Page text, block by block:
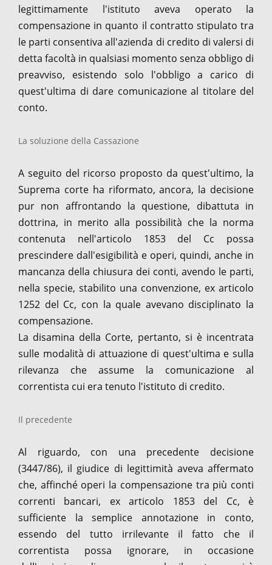
legittimamente l'istituto aveva operato la
compensazione in quanto il contratto stipulato tra
le parti consentiva all'azienda di credito di valersi di
detta facoltà in qualsiasi momento senza obbligo di
preavviso, esistendo solo l'obbligo a carico di
quest'ultima di dare comunicazione al titolare del
conto.
La soluzione della Cassazione
A seguito del ricorso proposto da quest'ultimo, la
Suprema corte ha riformato, ancora, la decisione
pur non affrontando la questione, dibattuta in
dottrina, in merito alla possibilità che la norma
contenuta nell'articolo 1853 del Cc possa
prescindere dall'esigibilità e operi, quindi, anche in
mancanza della chiusura dei conti, avendo le parti,
nella specie, stabilito una convenzione, ex articolo
1252 del Cc, con la quale avevano disciplinato la
compensazione.
La disamina della Corte, pertanto, si è incentrata
sulle modalità di attuazione di quest'ultima e sulla
rilevanza che assume la comunicazione al
correntista cui era tenuto l'istituto di credito.
Il precedente
Al riguardo, con una precedente decisione
(3447/86), il giudice di legittimità aveva affermato
che, affinché operi la compensazione tra più conti
correnti bancari, ex articolo 1853 del Cc, è
sufficiente la semplice annotazione in conto,
essendo del tutto irrilevante il fatto che il
correntista possa ignorare, in occasione